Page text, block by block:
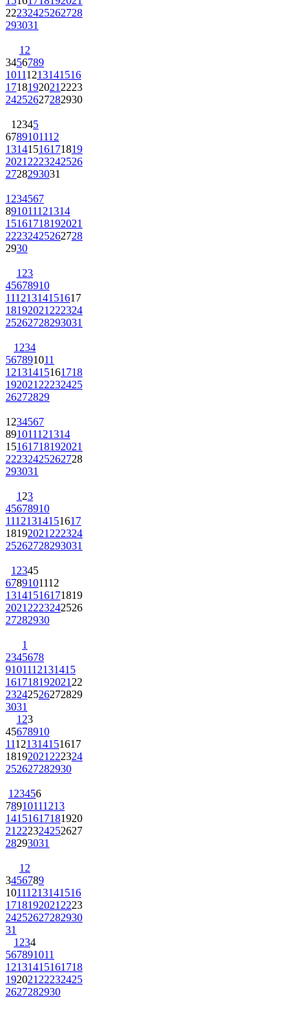
22232425262728
293031
1 2
3456789
10111213141516
1718192021 2223
24252627282930
1 2345
6789101112
13141516171819
2021 2223242526
2728293031
1 234567
891011121314
15161718192021
22232425262728
2930
1 23
45678910
11121314151617
18192021 222324
25262728293031
1 234
567891011
12131415161718
192021 22232425
26272829
1 234567
891011121314
15161718192021
22232425262728
293031
1 23
45678910
11121314151617
18192021 222324
25262728293031
1 2345
6789101112
13141516171819
2021 2223242526
27282930
1
2345678
9101112131415
161718192021 22
23242526272829
3031
1 23
45678910
11121314151617
18192021 222324
252627282930
1 23456
78910111213
14151617181920
21 222324252627
28293031
1 2
3456789
10111213141516
1718192021 2223
24252627282930
31
1 234
567891011
12131415161718
192021 22232425
2627282930